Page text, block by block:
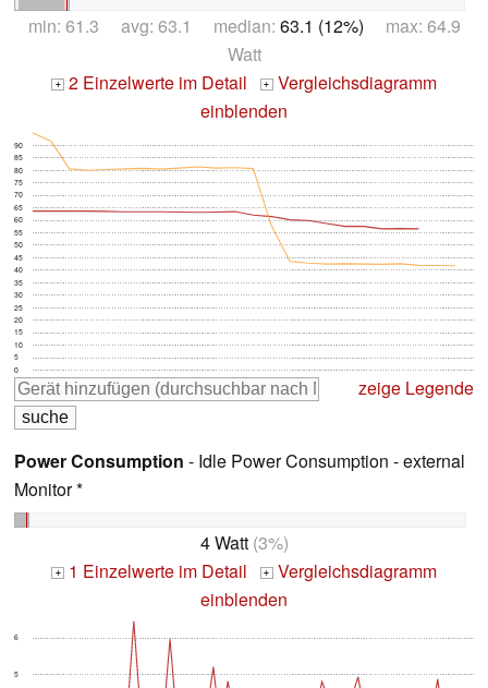
min: 61.3 avg: 63.1 median: 63.1 (12%) max: 64.9
Watt
+ 2 Einzelwerte im Detail + Vergleichsdiagramm
einblenden
0
5
10
15
20
25
30
35
40
45
50
55
60
65
70
75
80
85
90
zeige Legende
Power Consumption - Idle Power Consumption - external
Monitor *
4 Watt(3%)
+ 1 Einzelwerte im Detail + Vergleichsdiagramm
einblenden
5
6